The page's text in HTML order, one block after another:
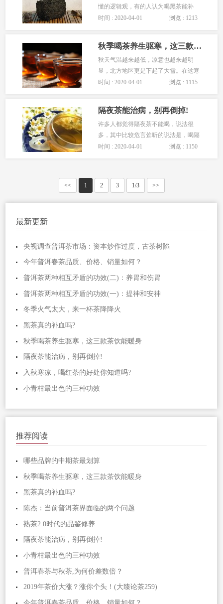
懂的逻辑观，有的人认为喝黑茶能补
血，因为黑茶属于红浓的汤色，和血液
时间 : 2020-04-01 浏览 : 1213
秋季喝茶养生驱寒，这三款茶饮能暖身
秋天气温越来越低，凉意也越来越明
显，北方地区更是下起了大雪。在这寒
凉的秋天，也要注意保暖了。秋季喝茶
时间 : 2020-04-01 浏览 : 1115
隔夜茶能治病，别再倒掉!
许多人都觉得隔夜茶不能喝，说法很
多，其中比较危言耸听的说法是，喝隔
夜茶会得癌症，其实这种说法是没有科
时间 : 2020-04-01 浏览 : 1150
<< 1 2 3 1/3 >>
最新更新
央视调查普洱茶市场：资本炒作过度，古茶树陷
今年普洱春茶品质、价格、销量如何？
普洱茶两种相互矛盾的功效(二)：养胃和伤胃
普洱茶两种相互矛盾的功效(一)：提神和安神
冬季火气太大，来一杯茶降降火
黑茶真的补血吗?
秋季喝茶养生驱寒，这三款茶饮能暖身
隔夜茶能治病，别再倒掉!
入秋寒凉，喝红茶的好处你知道吗?
小青柑最出色的三种功效
推荐阅读
哪些品牌的中期茶最划算
秋季喝茶养生驱寒，这三款茶饮能暖身
黑茶真的补血吗?
陈杰：当前普洱茶界面临的两个问题
熟茶2.0时代的品鉴修养
隔夜茶能治病，别再倒掉!
小青柑最出色的三种功效
普洱春茶与秋茶,为何价差数倍？
2019年茶价大涨？涨你个头！(大臻论茶259)